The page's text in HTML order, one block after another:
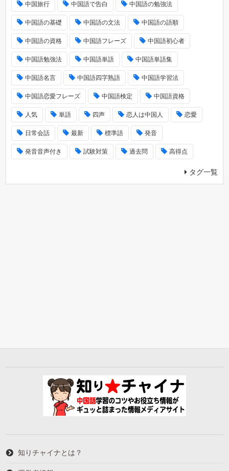
中国旅行 中国語で告白 中国語の勉強法
中国語の基礎 中国語の文法 中国語の語順
中国語の資格 中国語フレーズ 中国語初心者
中国語勉強法 中国語単語 中国語単語集
中国語名言 中国語四字熟語 中国語学習法
中国語恋愛フレーズ 中国語検定 中国語資格
人気 単語 四声 恋人は中国人 恋愛
日常会話 最新 標準語 発音
発音音声付き 試験対策 過去問 高得点
タグ一覧
知りチャイナとは？